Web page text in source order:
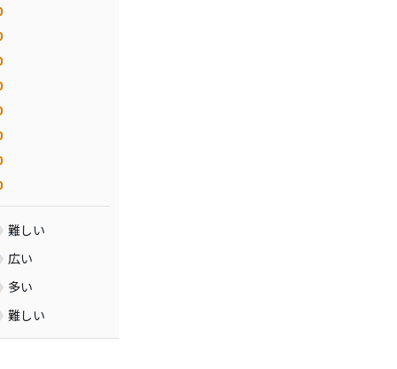
難しい
広い
多い
難しい